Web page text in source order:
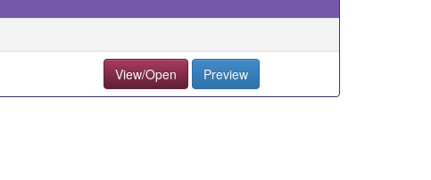
View/Open Preview